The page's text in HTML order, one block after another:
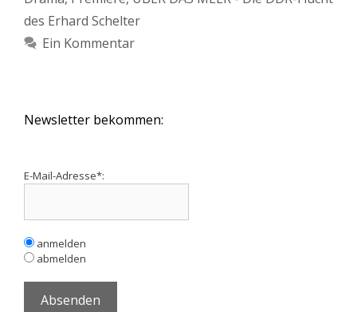
des Erhard Schelter
Ein Kommentar
Newsletter bekommen:
E-Mail-Adresse*:
anmelden
abmelden